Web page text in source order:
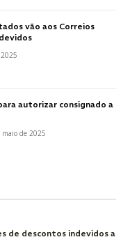
vão aos Correios
autorizar consignado a
maio de 2025
de descontos indevidos a